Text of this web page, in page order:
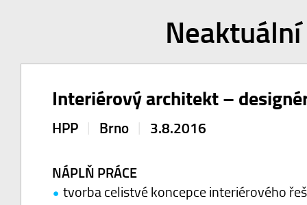
Interiérový architekt –
HPP | Brno | 3.8.2016
NÁPLŇ PRÁCE
tvorba celistvé koncepce interiérového